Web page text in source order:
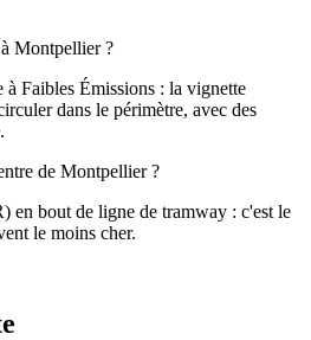
Montpellier ?
Faibles Émissions : la vignette
dans le périmètre, avec des
de Montpellier ?
en bout de ligne de tramway : c'est le
le moins cher.